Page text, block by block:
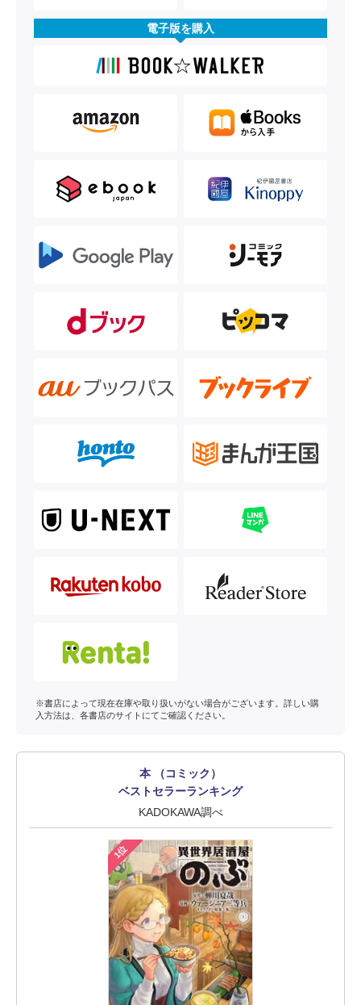
電子版を購入
※書店によって現在在庫や取り扱いがない場合がございます。詳しい購
入方法は、各書店のサイトにてご確認ください。
本 （コミック）
ベストセラーランキング
KADOKAWA調べ
1位